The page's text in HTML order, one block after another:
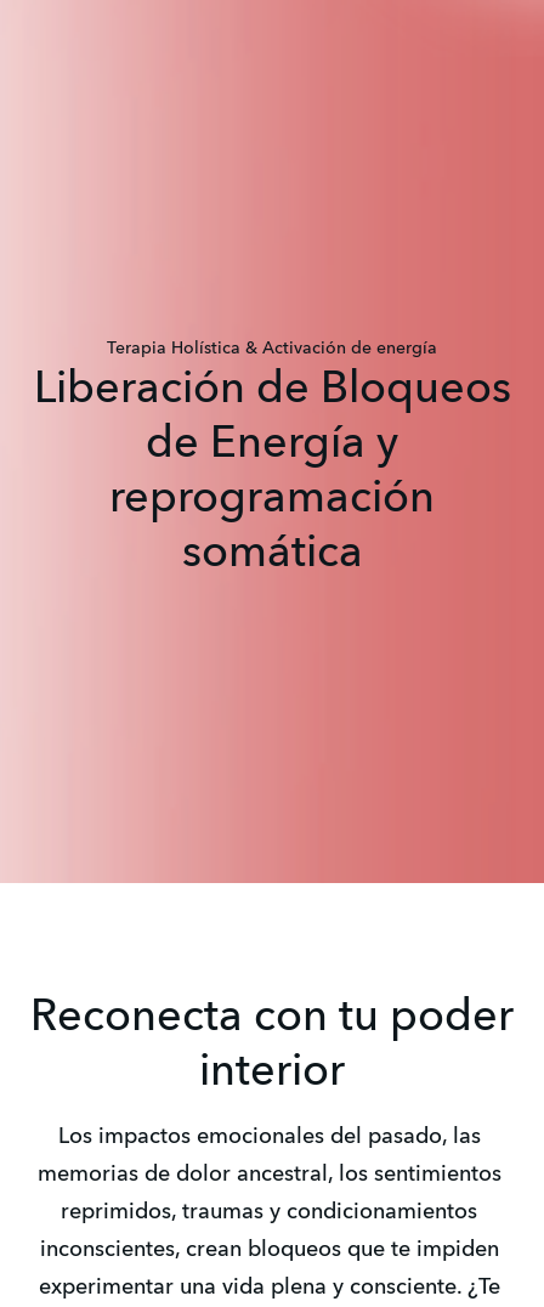
Terapia Holística & Activación de energía
Liberación de Bloqueos
de Energía y
reprogramación
somática
Reconecta con tu poder
interior
Los impactos emocionales del pasado, las
memorias de dolor ancestral, los sentimientos
reprimidos, traumas y condicionamientos
inconscientes, crean bloqueos que te impiden
experimentar una vida plena y consciente. ¿Te